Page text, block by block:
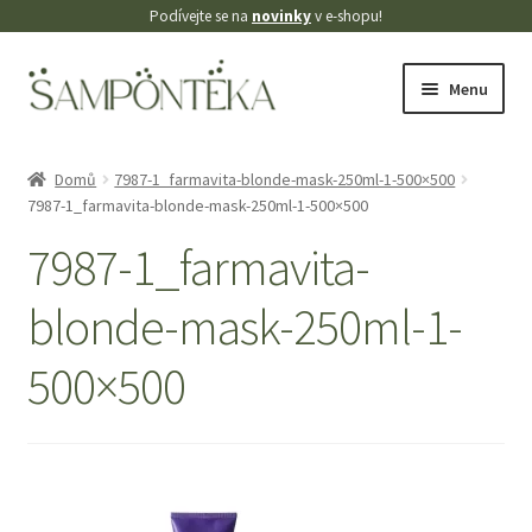
Podívejte se na novinkyv e-shopu!
Přeskočit
na
Přejít
k
Menu
Blog
Cookies
Doprava
Kontakt
Domů
7987-1_farmavita-blonde-mask-250ml-1-500×500
7987-1_farmavita-blonde-mask-250ml-1-500×500
7987-1_farmavita-
blonde-mask-250ml-1-
500×500